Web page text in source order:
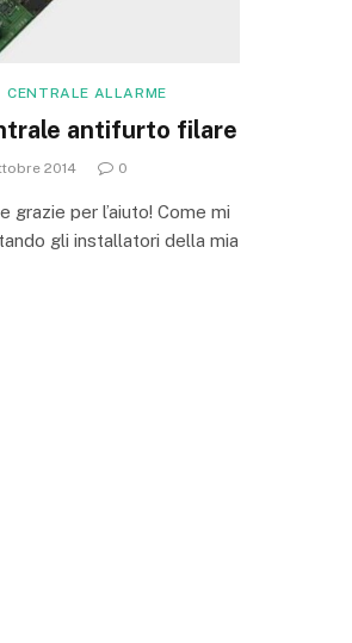
CENTRALE ALLARME
antifurto filare
2014 0
grazie per l’aiuto! Come mi
gli installatori della mia